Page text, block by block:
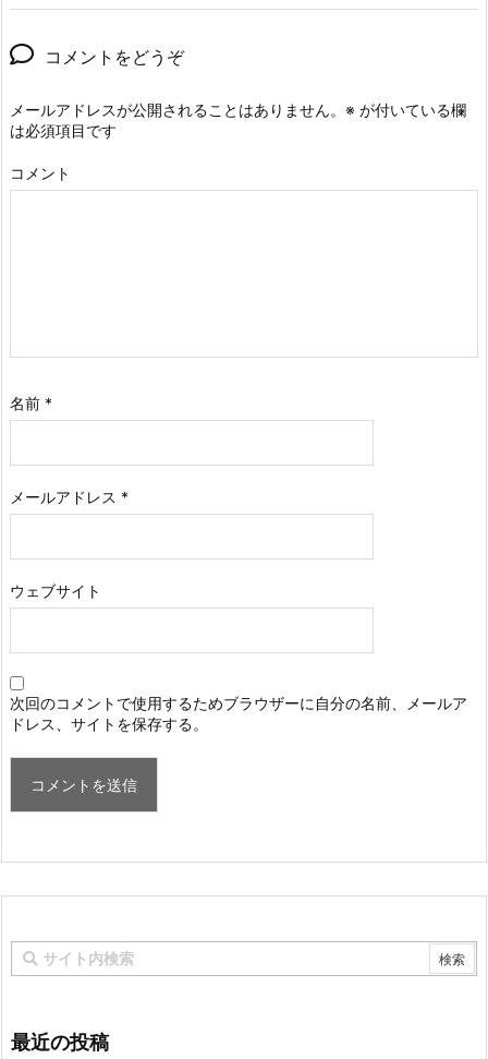
コメントをどうぞ
メールアドレスが公開されることはありません。 ※ が付いている欄
は必須項目です
コメント
名前 *
メールアドレス *
ウェブサイト
次回のコメントで使用するためブラウザーに自分の名前、メールア
ドレス、サイトを保存する。
最近の投稿